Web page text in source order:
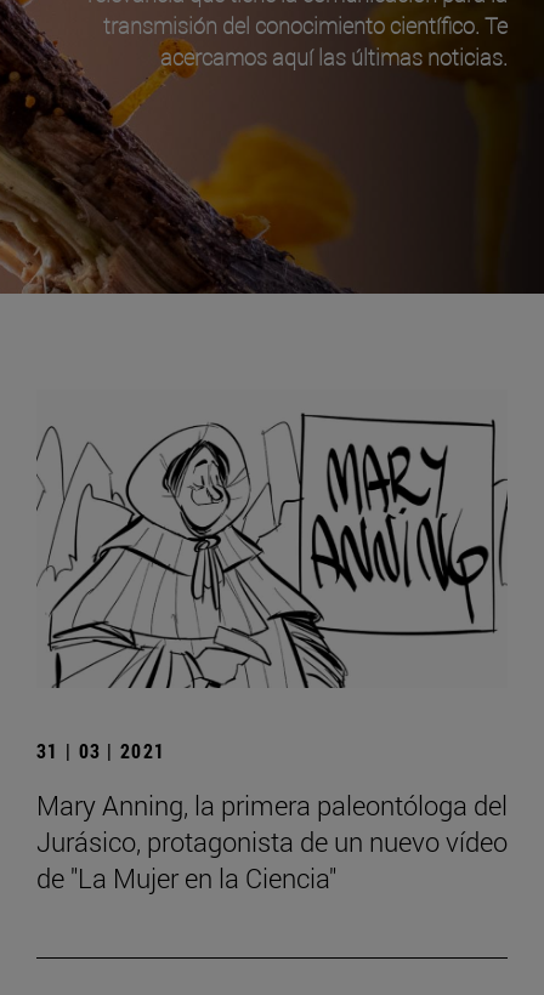
transmisión del conocimiento científico. Te
acercamos aquí las últimas noticias.
31 | 03 | 2021
Mary Anning, la primera paleontóloga del
Jurásico, protagonista de un nuevo vídeo
de "La Mujer en la Ciencia"